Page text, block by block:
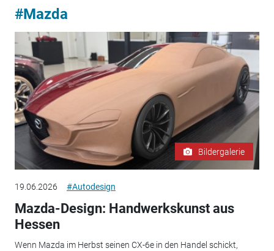
#Mazda
Bildergalerie
19.06.2026 #Autodesign
Mazda-Design: Handwerkskunst aus
Hessen
Wenn Mazda im Herbst seinen CX-6e in den Handel schickt,